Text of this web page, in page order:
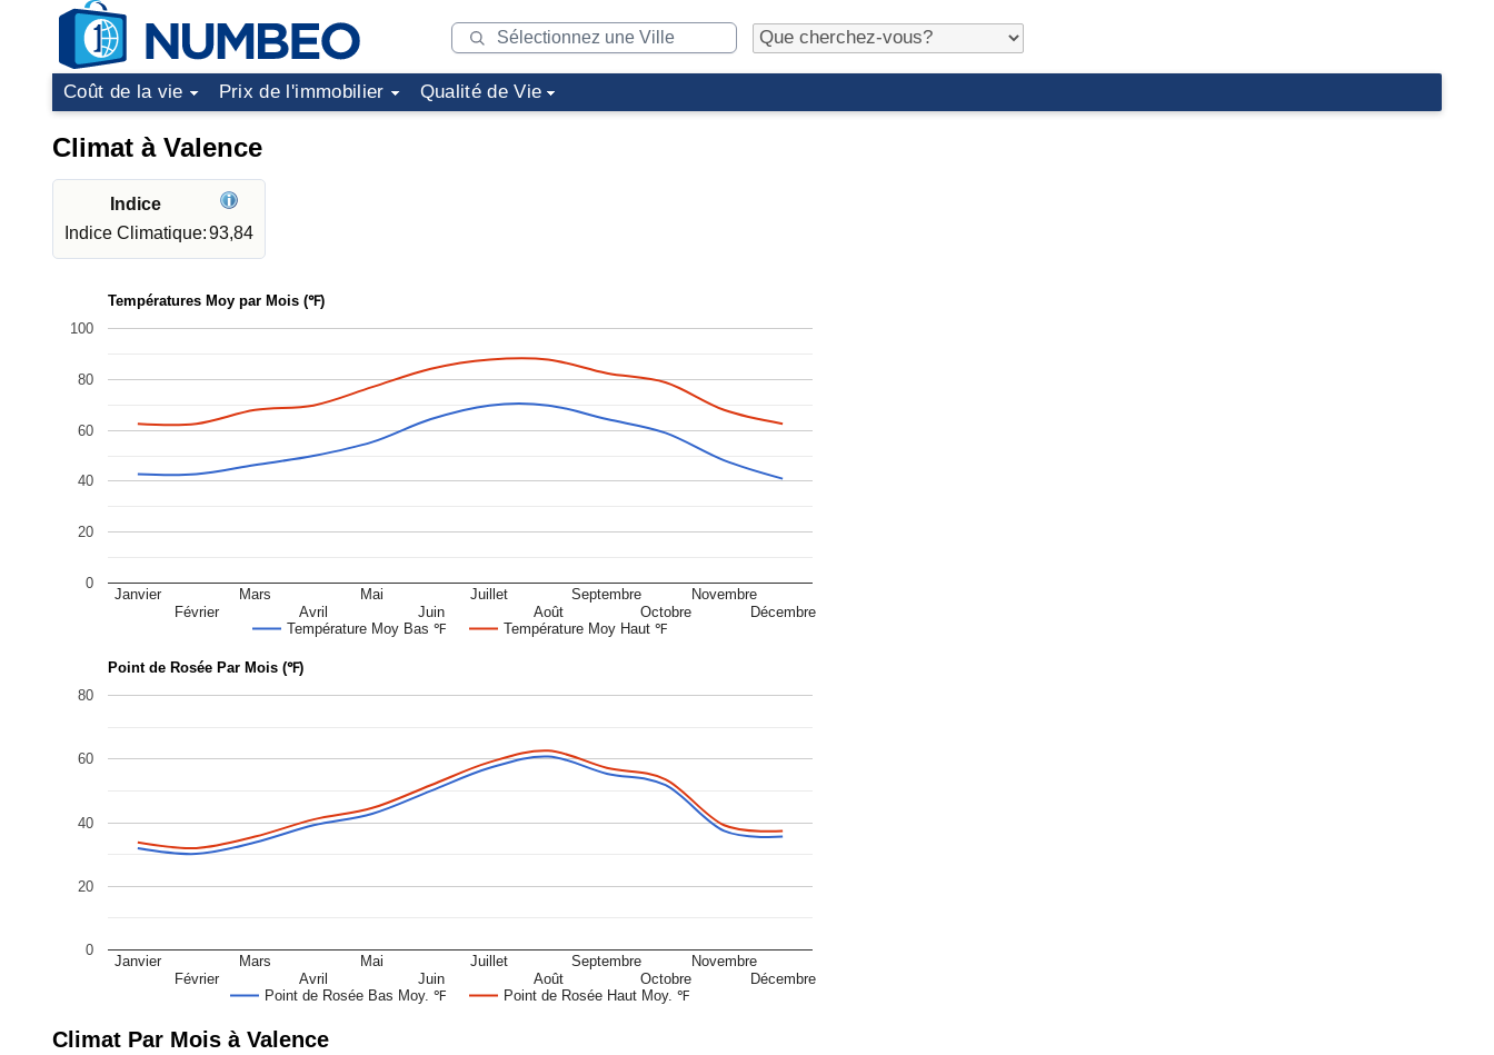
Coût de la vie Prix de l'immobilier Qualité de Vie
Climat à Valence
Indice
Indice Climatique:93,84
Températures Moy par Mois (℉)
Température Moy Bas ℉ Température Moy Haut ℉
Janvier
Février
Mars
Avril
Mai
Juin
Juillet
Août
Septembre
Octobre
Novembre
Décembre
0
20
40
60
80
100
Point de Rosée Par Mois (℉)
Point de Rosée Bas Moy. ℉ Point de Rosée Haut Moy. ℉
Janvier
Février
Mars
Avril
Mai
Juin
Juillet
Août
Septembre
Octobre
Novembre
Décembre
0
20
40
60
80
Climat Par Mois à Valence